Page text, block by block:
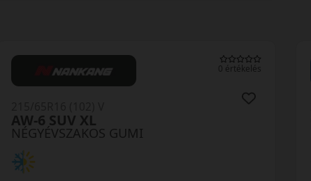
0 értékelés
NÉGYÉVSZAKOS GUMI
AW-6 SUV XL